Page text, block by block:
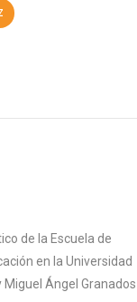
de la Escuela de
en la Universidad
Ángel Granados